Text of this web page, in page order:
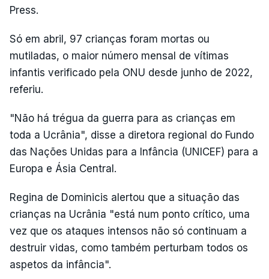
Press.
Só em abril, 97 crianças foram mortas ou
mutiladas, o maior número mensal de vítimas
infantis verificado pela ONU desde junho de 2022,
referiu.
"Não há trégua da guerra para as crianças em
toda a Ucrânia", disse a diretora regional do Fundo
das Nações Unidas para a Infância (UNICEF) para a
Europa e Ásia Central.
Regina de Dominicis alertou que a situação das
crianças na Ucrânia "está num ponto crítico, uma
vez que os ataques intensos não só continuam a
destruir vidas, como também perturbam todos os
aspetos da infância".